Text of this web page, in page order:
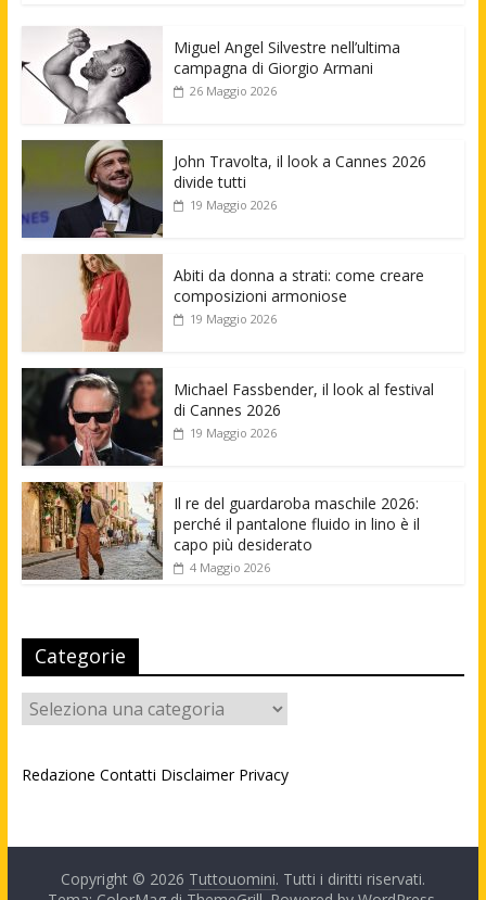
Miguel Angel Silvestre nell’ultima
campagna di Giorgio Armani
26 Maggio 2026
John Travolta, il look a Cannes 2026
divide tutti
19 Maggio 2026
Abiti da donna a strati: come creare
composizioni armoniose
19 Maggio 2026
Michael Fassbender, il look al festival
di Cannes 2026
19 Maggio 2026
Il re del guardaroba maschile 2026:
perché il pantalone fluido in lino è il
capo più desiderato
4 Maggio 2026
Categorie
Categorie
Redazione Contatti Disclaimer Privacy
Copyright © 2026 Tuttouomini. Tutti i diritti riservati.